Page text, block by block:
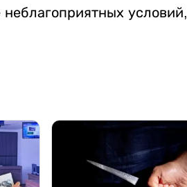
условий,